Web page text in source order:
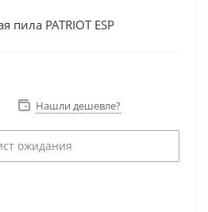
пила PATRIOT ESP
Нашли дешевле?
ожидания